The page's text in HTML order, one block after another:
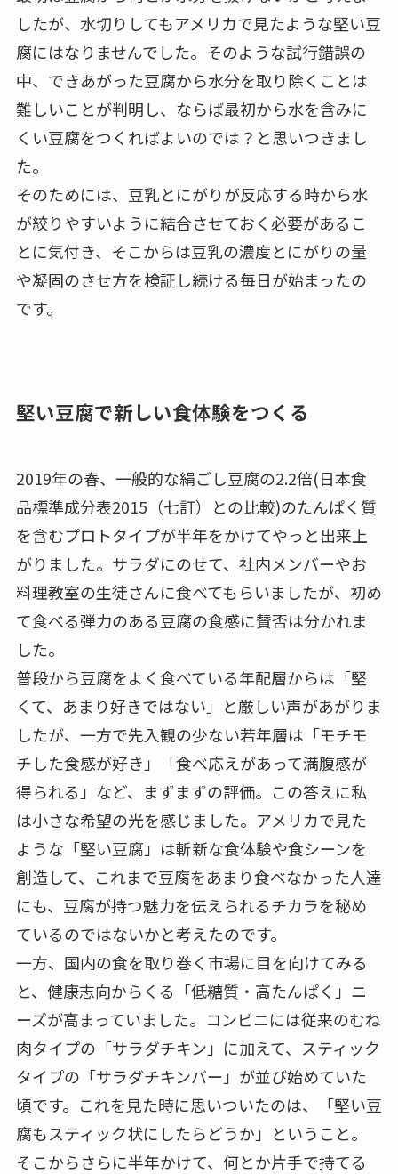
したが、水切りしてもアメリカで見たような堅い豆
腐にはなりませんでした。そのような試行錯誤の
中、できあがった豆腐から水分を取り除くことは
難しいことが判明し、ならば最初から水を含みに
くい豆腐をつくればよいのでは？と思いつきまし
た。
そのためには、豆乳とにがりが反応する時から水
が絞りやすいように結合させておく必要があるこ
とに気付き、そこからは豆乳の濃度とにがりの量
や凝固のさせ方を検証し続ける毎日が始まったの
です。
堅い豆腐で新しい食体験をつくる
2019年の春、一般的な絹ごし豆腐の2.2倍(日本食
品標準成分表2015（七訂）との比較)のたんぱく質
を含むプロトタイプが半年をかけてやっと出来上
がりました。サラダにのせて、社内メンバーやお
料理教室の生徒さんに食べてもらいましたが、初め
て食べる弾力のある豆腐の食感に賛否は分かれま
した。
普段から豆腐をよく食べている年配層からは「堅
くて、あまり好きではない」と厳しい声があがりま
したが、一方で先入観の少ない若年層は「モチモ
チした食感が好き」「食べ応えがあって満腹感が
得られる」など、まずまずの評価。この答えに私
は小さな希望の光を感じました。アメリカで見た
ような「堅い豆腐」は斬新な食体験や食シーンを
創造して、これまで豆腐をあまり食べなかった人達
にも、豆腐が持つ魅力を伝えられるチカラを秘め
ているのではないかと考えたのです。
一方、国内の食を取り巻く市場に目を向けてみる
と、健康志向からくる「低糖質・高たんぱく」ニ
ーズが高まっていました。コンビニには従来のむね
肉タイプの「サラダチキン」に加えて、スティック
タイプの「サラダチキンバー」が並び始めていた
頃です。これを見た時に思いついたのは、「堅い豆
腐もスティック状にしたらどうか」ということ。
そこからさらに半年かけて、何とか片手で持てる